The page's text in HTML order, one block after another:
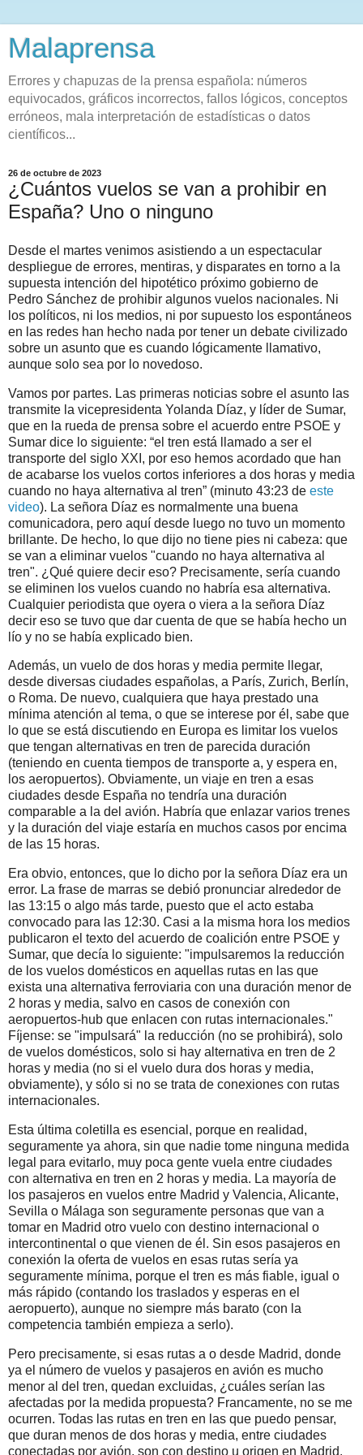
Malaprensa
Errores y chapuzas de la prensa española: números
equivocados, gráficos incorrectos, fallos lógicos, conceptos
erróneos, mala interpretación de estadísticas o datos
científicos...
26 de octubre de 2023
¿Cuántos vuelos se van a prohibir en
España? Uno o ninguno
Desde el martes venimos asistiendo a un espectacular
despliegue de errores, mentiras, y disparates en torno a la
supuesta intención del hipotético próximo gobierno de
Pedro Sánchez de prohibir algunos vuelos nacionales. Ni
los políticos, ni los medios, ni por supuesto los espontáneos
en las redes han hecho nada por tener un debate civilizado
sobre un asunto que es cuando lógicamente llamativo,
aunque solo sea por lo novedoso.
Vamos por partes. Las primeras noticias sobre el asunto las
transmite la vicepresidenta Yolanda Díaz, y líder de Sumar,
que en la rueda de prensa sobre el acuerdo entre PSOE y
Sumar dice lo siguiente: “el tren está llamado a ser el
transporte del siglo XXI, por eso hemos acordado que han
de acabarse los vuelos cortos inferiores a dos horas y media
cuando no haya alternativa al tren” (minuto 43:23 de este
video). La señora Díaz es normalmente una buena
comunicadora, pero aquí desde luego no tuvo un momento
brillante. De hecho, lo que dijo no tiene pies ni cabeza: que
se van a eliminar vuelos "cuando no haya alternativa al
tren". ¿Qué quiere decir eso? Precisamente, sería cuando
se eliminen los vuelos cuando no habría esa alternativa.
Cualquier periodista que oyera o viera a la señora Díaz
decir eso se tuvo que dar cuenta de que se había hecho un
lío y no se había explicado bien.
Además, un vuelo de dos horas y media permite llegar,
desde diversas ciudades españolas, a París, Zurich, Berlín,
o Roma. De nuevo, cualquiera que haya prestado una
mínima atención al tema, o que se interese por él, sabe que
lo que se está discutiendo en Europa es limitar los vuelos
que tengan alternativas en tren de parecida duración
(teniendo en cuenta tiempos de transporte a, y espera en,
los aeropuertos). Obviamente, un viaje en tren a esas
ciudades desde España no tendría una duración
comparable a la del avión. Habría que enlazar varios trenes
y la duración del viaje estaría en muchos casos por encima
de las 15 horas.
Era obvio, entonces, que lo dicho por la señora Díaz era un
error. La frase de marras se debió pronunciar alrededor de
las 13:15 o algo más tarde, puesto que el acto estaba
convocado para las 12:30. Casi a la misma hora los medios
publicaron el texto del acuerdo de coalición entre PSOE y
Sumar, que decía lo siguiente: "impulsaremos la reducción
de los vuelos domésticos en aquellas rutas en las que
exista una alternativa ferroviaria con una duración menor de
2 horas y media, salvo en casos de conexión con
aeropuertos-hub que enlacen con rutas internacionales."
Fíjense: se "impulsará" la reducción (no se prohibirá), solo
de vuelos domésticos, solo si hay alternativa en tren de 2
horas y media (no si el vuelo dura dos horas y media,
obviamente), y sólo si no se trata de conexiones con rutas
internacionales.
Esta última coletilla es esencial, porque en realidad,
seguramente ya ahora, sin que nadie tome ninguna medida
legal para evitarlo, muy poca gente vuela entre ciudades
con alternativa en tren en 2 horas y media. La mayoría de
los pasajeros en vuelos entre Madrid y Valencia, Alicante,
Sevilla o Málaga son seguramente personas que van a
tomar en Madrid otro vuelo con destino internacional o
intercontinental o que vienen de él. Sin esos pasajeros en
conexión la oferta de vuelos en esas rutas sería ya
seguramente mínima, porque el tren es más fiable, igual o
más rápido (contando los traslados y esperas en el
aeropuerto), aunque no siempre más barato (con la
competencia también empieza a serlo).
Pero precisamente, si esas rutas a o desde Madrid, donde
ya el número de vuelos y pasajeros en avión es mucho
menor al del tren, quedan excluidas, ¿cuáles serían las
afectadas por la medida propuesta? Francamente, no se me
ocurren. Todas las rutas en tren en las que puedo pensar,
que duran menos de dos horas y media, entre ciudades
conectadas por avión, son con destino u origen en Madrid.